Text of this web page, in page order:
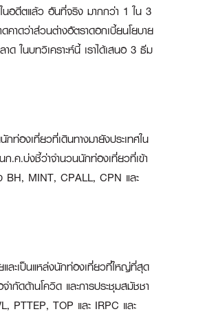
นอดีตแล้ว อันที่จริง มากกว่า 1 ใน 3
คาดว่าส่วนต่างอัตราดอกเบี้ยนโยบาย
ในบทวิเคราะห์นี้ เราได้เสนอ 3 ธีม
ท่องเที่ยวที่เดินทางมายังประเทศใน
ค.บ่งชี้ว่าจำนวนนักท่องเที่ยวที่เข้า
MINT, CPALL, CPN และ
และเป็นแหล่งนักท่องเที่ยวที่ใหญ่ที่สุด
กัดด้านโควิด และการประชุมสมัชชา
PTTEP, TOP และ IRPC และ